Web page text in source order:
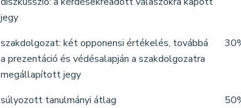
jegy
szakdolgozat: két opponensi értékelés, továbbá
a prezentáció és védésalapján a szakdolgozatra
megállapított jegy
súlyozott tanulmányi átlag